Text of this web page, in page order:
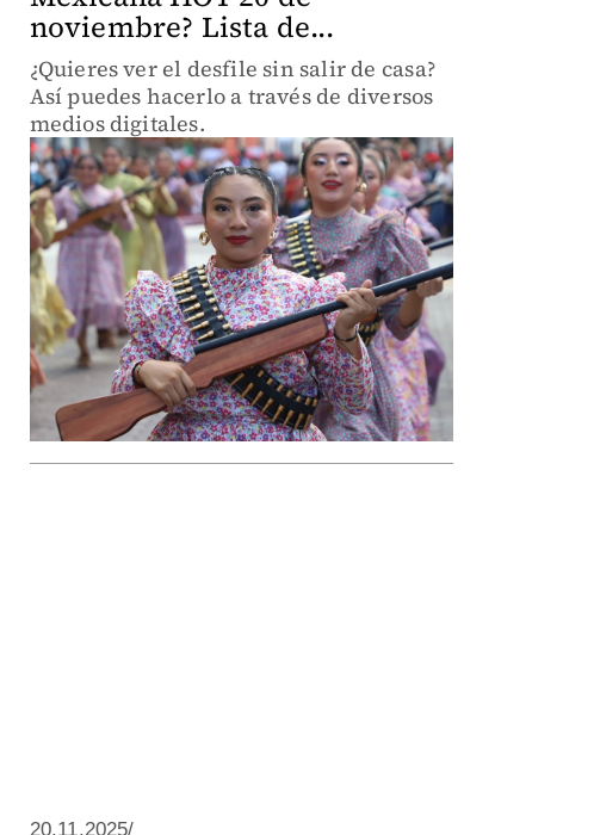
noviembre? Lista de...
¿Quieres ver el desfile sin salir de casa?
Así puedes hacerlo a través de diversos
medios digitales.
20.11.2025/